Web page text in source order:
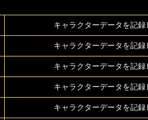
キャラクターデータを記
キャラクターデータを記
キャラクターデータを記
キャラクターデータを記
キャラクターデータを記